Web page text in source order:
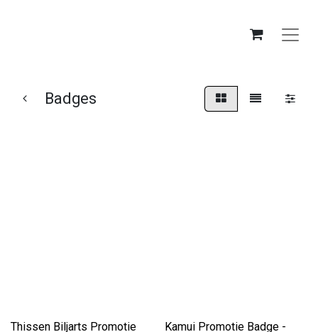
Badges
Thissen Biljarts Promotie
Kamui Promotie Badge -